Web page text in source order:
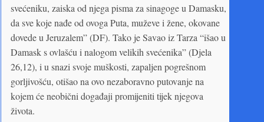
svećeniku, zaiska od njega pisma za sinagoge u Damasku,
da sve koje nađe od ovoga Puta, muževe i žene, okovane
dovede u Jeruzalem” (DF). Tako je Savao iz Tarza “išao u
Damask s ovlašću i nalogom velikih svećenika” (Djela
26,12), i u snazi svoje muškosti, zapaljen pogrešnom
gorljivošću, otišao na ovo nezaboravno putovanje na
kojem će neobični događaji promijeniti tijek njegova
života.